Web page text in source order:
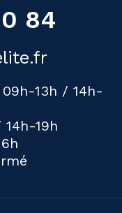
84
13h / 14h-
19h